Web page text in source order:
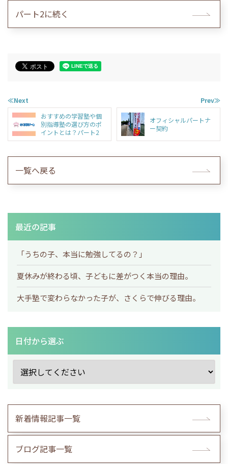
パート2に続く
≪Next
おすすめの学習塾や個
別指導塾の選び方のポ
イントとは？パート2
Prev≫
オフィシャルパートナ
ー契約
一覧へ戻る
最近の記事
「うちの子、本当に勉強してるの？」
夏休みが終わる頃、子どもに差がつく本当の理由。
大手塾で変わらなかった子が、さくらで伸びる理由。
日付から選ぶ
新着情報記事一覧
ブログ記事一覧